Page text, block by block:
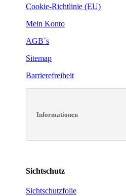
Cookie-Richtlinie (EU)
Mein Konto
AGB´s
Sitemap
Barrierefreiheit
Informationen
Sichtschutz
Sichtschutzfolie